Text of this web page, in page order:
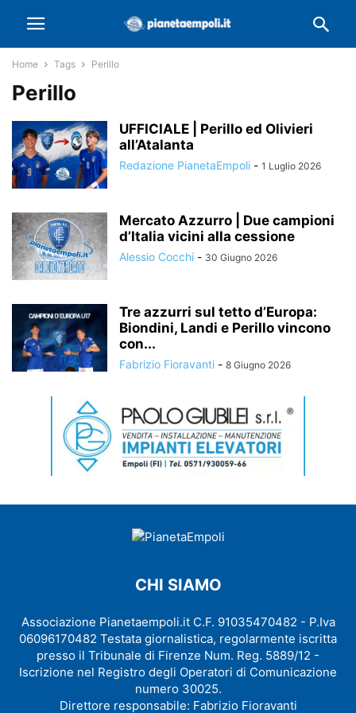
Home Tags Perillo
Perillo
UFFICIALE | Perillo ed Olivieri
all’Atalanta
Redazione PianetaEmpoli - 1 Luglio 2026
Mercato Azzurro | Due campioni
d’Italia vicini alla cessione
Alessio Cocchi - 30 Giugno 2026
Tre azzurri sul tetto d’Europa:
Biondini, Landi e Perillo vincono
con...
Fabrizio Fioravanti - 8 Giugno 2026
CHI SIAMO
Associazione Pianetaempoli.it C.F. 91035470482 - P.Iva
06096170482 Testata giornalistica, regolarmente iscritta
presso il Tribunale di Firenze Num. Reg. 5889/12 -
Iscrizione nel Registro degli Operatori di Comunicazione
numero 30025.
Direttore responsabile: Fabrizio Fioravanti